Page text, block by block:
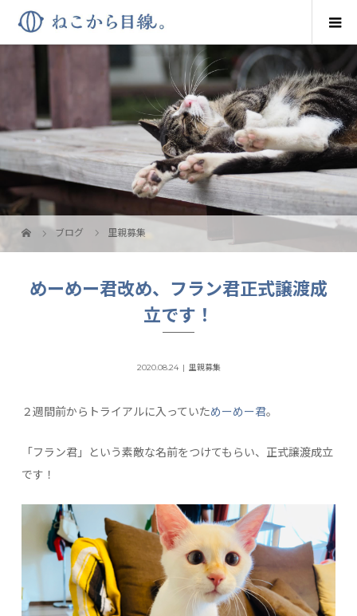
ブログ 里親募集
めーめー君改め、フラン君正式譲渡成
立です！
2020.08.24 里親募集
２週間前からトライアルに入っていためーめー君。
「フラン君」という素敵な名前をつけてもらい、正式譲渡成立
です！